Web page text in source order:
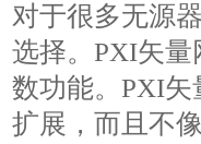
对于很多无源
选择。PXI矢量
数功能。PXI
扩展，而且不